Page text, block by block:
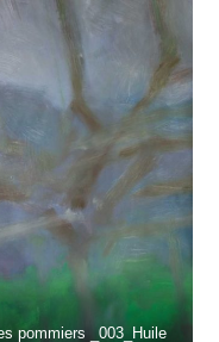
pommiers _003_Huile